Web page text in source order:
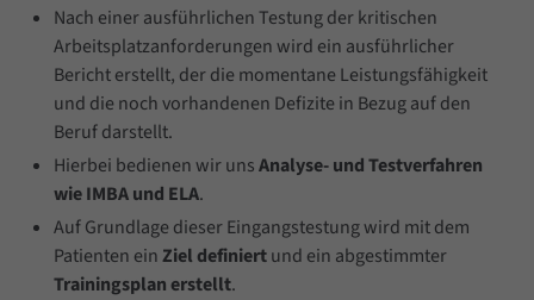
adipiscing elit.
Aenean commodo ligula eget dolor. Aenean
massa. Cum sociis natoque penatibus et
magnis dis parturient montes, nascetur
ridiculus mus. Donec quam felis, ultricies nec.
Nach einer ausführlichen Testung der kritischen
Arbeitsplatzanforderungen wird ein ausführlicher
Bericht erstellt, der die momentane Leistungsfähigkeit
und die noch vorhandenen Defizite in Bezug auf den
Beruf darstellt.
Hierbei bedienen wir unsAnalyse- und Testverfahren
wie IMBA und ELA.
Auf Grundlage dieser Eingangstestung wird mit dem
Patienten einZiel definiertund ein abgestimmter
Trainingsplan erstellt.